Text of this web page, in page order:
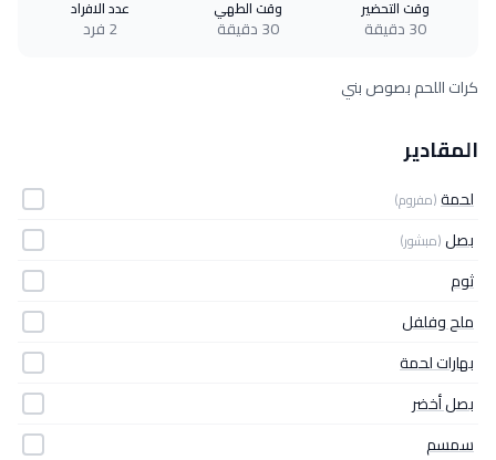
وقت التحضير
30 دقيقة
وقت الطهي
30 دقيقة
عدد الافراد
2 فرد
كرات اللحم بصوص بني
المقادير
لحمة(مفروم)
بصل(مبشور)
ثوم
ملح وفلفل
بهارات لحمة
بصل أخضر
سمسم